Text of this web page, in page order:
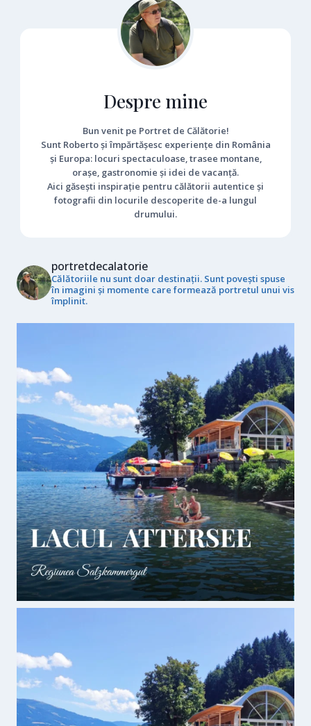
Despre mine
Bun venit pe Portret de Călătorie!
Sunt Roberto și împărtășesc experiențe din România
și Europa: locuri spectaculoase, trasee montane,
orașe, gastronomie și idei de vacanță.
Aici găsești inspirație pentru călătorii autentice și
fotografii din locurile descoperite de-a lungul
drumului.
portretdecalatorie
Călătoriile nu sunt doar destinații. Sunt povești spuse
în imagini și momente care formează portretul unui vis
împlinit.